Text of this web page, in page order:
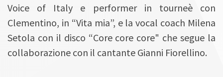
Voice of Italy e performer in tourneè con
Clementino, in “Vita mia”, e la vocal coach Milena
Setola con il disco “Core core core" che segue la
collaborazione con il cantante Gianni Fiorellino.